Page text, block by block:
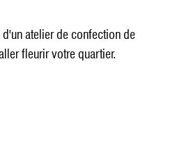
atelier de confection de
fleurir votre quartier.